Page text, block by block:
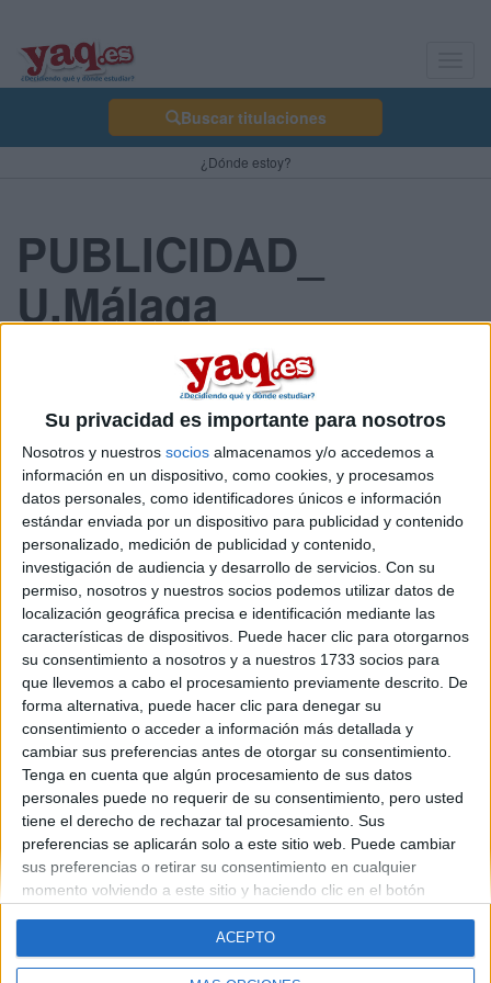
Su privacidad es importante para nosotros
Nosotros y nuestros socios almacenamos y/o accedemos a
información en un dispositivo, como cookies, y procesamos
datos personales, como identificadores únicos e información
estándar enviada por un dispositivo para publicidad y contenido
personalizado, medición de publicidad y contenido,
investigación de audiencia y desarrollo de servicios. Con su
permiso, nosotros y nuestros socios podemos utilizar datos de
localización geográfica precisa e identificación mediante las
características de dispositivos. Puede hacer clic para otorgarnos
su consentimiento a nosotros y a nuestros 1733 socios para
que llevemos a cabo el procesamiento previamente descrito. De
forma alternativa, puede hacer clic para denegar su
consentimiento o acceder a información más detallada y
cambiar sus preferencias antes de otorgar su consentimiento.
Tenga en cuenta que algún procesamiento de sus datos
personales puede no requerir de su consentimiento, pero usted
tiene el derecho de rechazar tal procesamiento. Sus
preferencias se aplicarán solo a este sitio web. Puede cambiar
sus preferencias o retirar su consentimiento en cualquier
momento volviendo a este sitio y haciendo clic en el botón
ACEPTO
Buscar titulaciones
¿Dónde estoy?
PUBLICIDAD_
U.Málaga
Olaa ato@sss!!!!jeje k tall??!
¿Alguien q vaya a studiar o sté studiando PUBLICIDAD en la
Universidad de MÁLAGA?
wenop¡era pa ver si me podíais informar un pokiyo sobre to esoo¡
el sitio,la carrera...to esas cosas! q toi exa 1líooo¡¡ xDD onke
todavía me qeda 1añiko!...(x suerte o x desgracia!) jajajaja!! nga
xik@ssssss¡ bsukis pato@sss¡ ya me contaréiss :P !
AXIASSSSSSS!!!
Blog de Shara
Quiénes somos|Contactar|Anúnciate
Aviso legal|Politica de privacidad |Condiciones generales|Política
de cookies
© 2003-2026
Compás Mediterráneo S.L.
- Diego de León 47 - 28006
Madrid [ESPAÑA] - Tel. +34 91 593 2767